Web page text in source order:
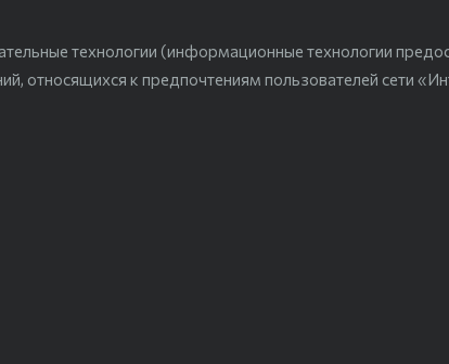
технологии (информационные технологии
относящихся к предпочтениям пользователей сети